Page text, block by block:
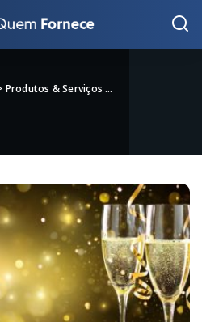
Produtos & Serviços >